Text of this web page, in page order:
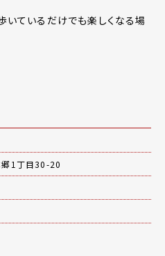
いているだけでも楽しくなる場
1丁目30-20